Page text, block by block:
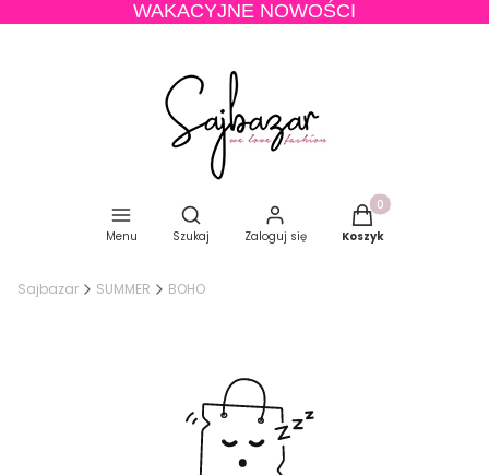
WAKACYJNE NOWOŚCI
Menu
Otwórz wyszukiwarkę
Szukaj Zaloguj się
Produkty w
Koszyk
Sajbazar SUMMER BOHO